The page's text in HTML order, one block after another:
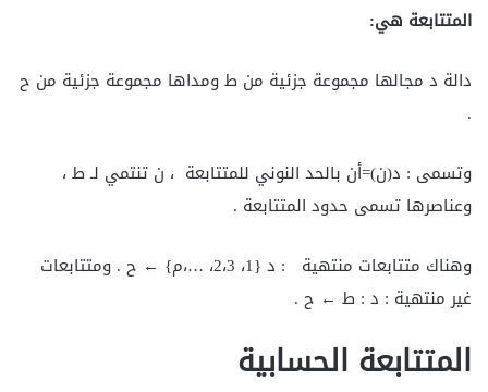
المتتابعة هي:
دالة د مجالها مجموعة جزئية من ط ومداها مجموعة جزئية من ح
.
وتسمى : د(ن)=أن بالحد النوني للمتتابعة ، ن تنتمي لـ ط ،
وعناصرها تسمى حدود المتتابعة .
وهناك متتابعات منتهية : د {1، 2،3، …،م} ← ح . ومتتابعات
غير منتهية : د : ط ← ح .
المتتابعة الحسابية